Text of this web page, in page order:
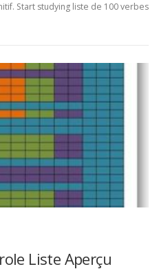
Start studying liste de 100 verbes
Liste Aperçu